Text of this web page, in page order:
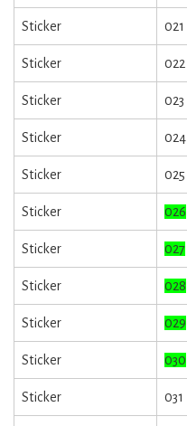
Sticker 021
Sticker 022
Sticker 023
Sticker 024
Sticker 025
Sticker 026
Sticker 027
Sticker 028
Sticker 029
Sticker 030
Sticker 031